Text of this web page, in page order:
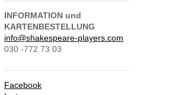
INFORMATION und
KARTENBESTELLUNG
info@shakespeare-players.com
030 -772 73 03
Facebook